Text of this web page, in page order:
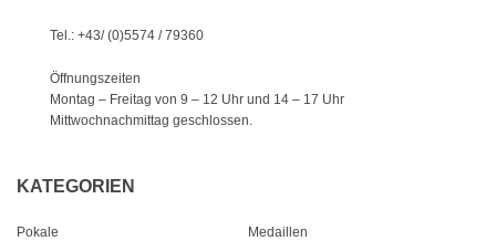
Tel.: +43/ (0)5574 / 79360
Öffnungszeiten
Montag – Freitag von 9 – 12 Uhr und 14 – 17 Uhr
Mittwochnachmittag geschlossen.
KATEGORIEN
Pokale
Medaillen